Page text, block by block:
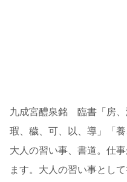
九成宮醴泉銘 臨書「房、
瑕、穢、可、以、導」「
大人の習い事、書道。仕
ます。大人の習い事とし